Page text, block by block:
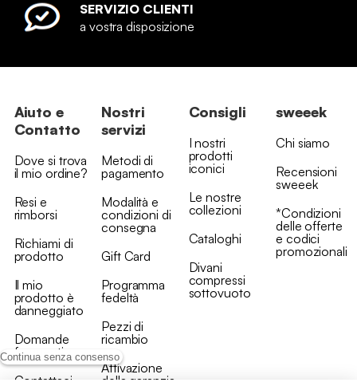
Continua senza consenso
SERVIZIO CLIENTI
a vostra disposizione
Aiuto e
Contatto
Dove si trova
il mio ordine?
Resi e
rimborsi
Richiami di
prodotto
Il mio
prodotto è
danneggiato
Domande
frequenti
Contattaci
Nostri
servizi
Metodi di
pagamento
Modalità e
condizioni di
consegna
Gift Card
Programma
fedeltà
Pezzi di
ricambio
Attivazione
della garanzia
Consigli
I nostri
prodotti
iconici
Le nostre
collezioni
Cataloghi
Divani
compressi
sottovuoto
sweeek
Chi siamo
Recensioni
sweeek
*Condizioni
delle offerte
e codici
promozionali